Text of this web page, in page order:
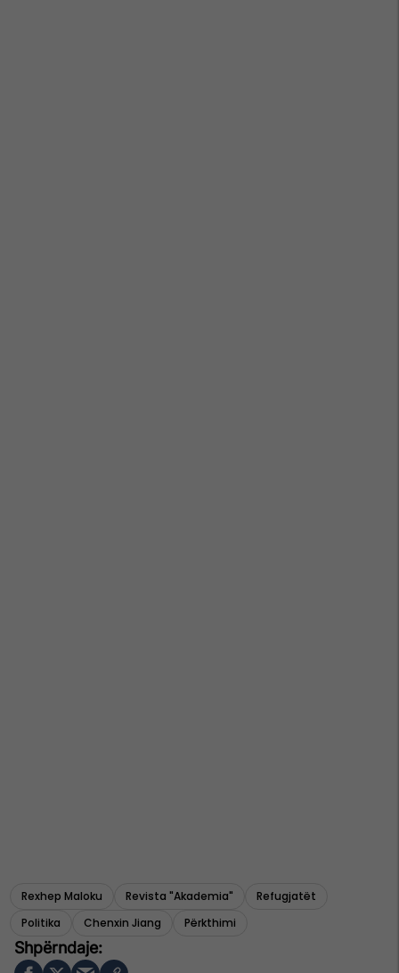
Rexhep Maloku Revista "akademia"
Refugjatët
Politika
Chenxin Jiang Përkthimi